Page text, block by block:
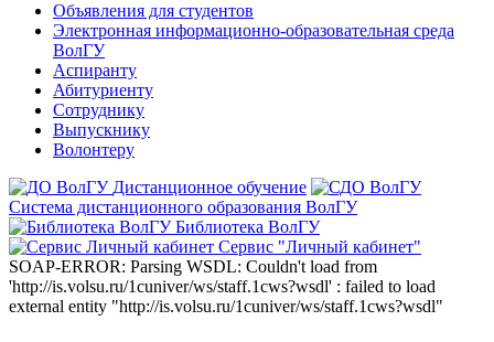
Объявления для студентов
Электронная информационно-образовательная среда
ВолГУ
Аспиранту
Абитуриенту
Сотруднику
Выпускнику
Волонтеру
Дистанционное обучение
Система дистанционного образования ВолГУ
Библиотека ВолГУ
Сервис "Личный кабинет"
SOAP-ERROR: Parsing WSDL: Couldn't load from
'http://is.volsu.ru/1cuniver/ws/staff.1cws?wsdl' : failed to load
external entity "http://is.volsu.ru/1cuniver/ws/staff.1cws?wsdl"